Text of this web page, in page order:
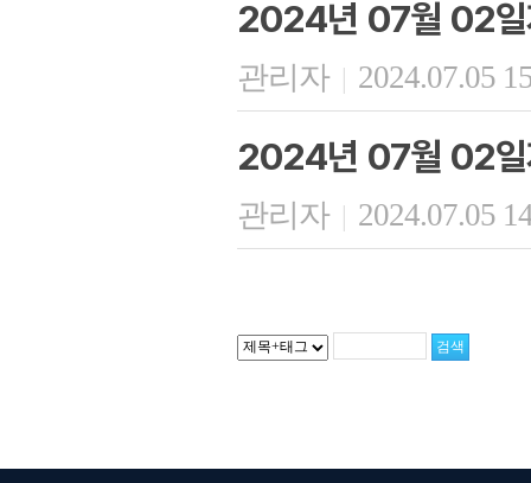
2024년 07월 02일
관리자 | 2024.07.05
2024년 07월 02일
관리자 | 2024.07.05